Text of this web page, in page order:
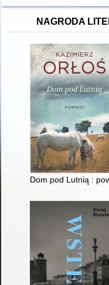
NAGRODA
Dom pod Lutnią :